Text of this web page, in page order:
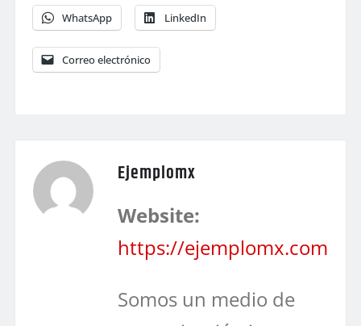
WhatsApp LinkedIn
Correo electrónico
Ejemplomx
Website:
https://ejemplomx.com
Somos un medio de